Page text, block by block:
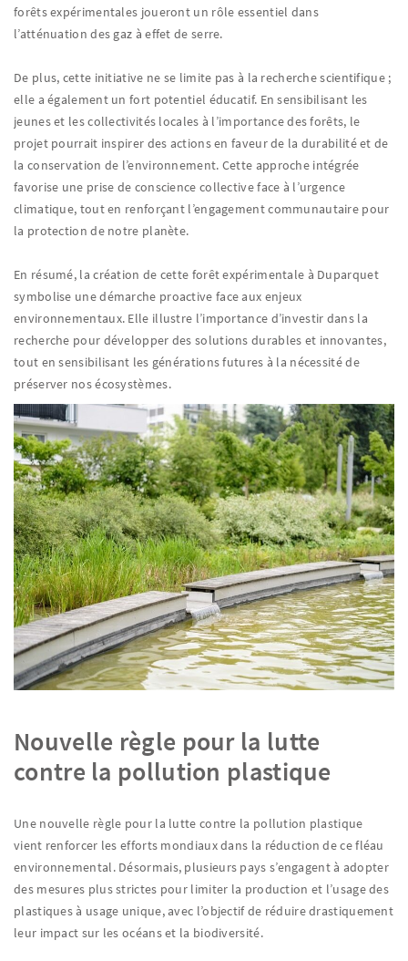
forêts expérimentales joueront un rôle essentiel dans
l’atténuation des gaz à effet de serre.
De plus, cette initiative ne se limite pas à la recherche scientifique ;
elle a également un fort potentiel éducatif. En sensibilisant les
jeunes et les collectivités locales à l’importance des forêts, le
projet pourrait inspirer des actions en faveur de la durabilité et de
la conservation de l’environnement. Cette approche intégrée
favorise une prise de conscience collective face à l’urgence
climatique, tout en renforçant l’engagement communautaire pour
la protection de notre planète.
En résumé, la création de cette forêt expérimentale à Duparquet
symbolise une démarche proactive face aux enjeux
environnementaux. Elle illustre l’importance d’investir dans la
recherche pour développer des solutions durables et innovantes,
tout en sensibilisant les générations futures à la nécessité de
préserver nos écosystèmes.
Nouvelle règle pour la lutte
contre la pollution plastique
Une nouvelle règle pour la lutte contre la pollution plastique
vient renforcer les efforts mondiaux dans la réduction de ce fléau
environnemental. Désormais, plusieurs pays s’engagent à adopter
des mesures plus strictes pour limiter la production et l’usage des
plastiques à usage unique, avec l’objectif de réduire drastiquement
leur impact sur les océans et la biodiversité.